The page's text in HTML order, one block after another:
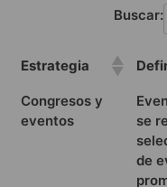
Buscar:
Estrategia
Congresos y
eventos
se
de